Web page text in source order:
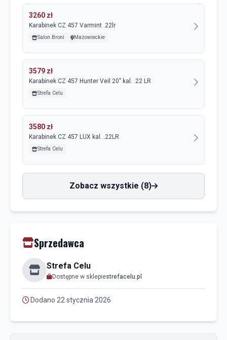
3260 zł
Karabinek CZ 457 Varmint .22lr
Salon Broni Mazowieckie
3579 zł
Karabinek CZ 457 Hunter Veil 20" kal. .22 LR
Strefa Celu
3580 zł
Karabinek CZ 457 LUX kal. .22LR
Strefa Celu
Zobacz wszystkie (8)
Sprzedawca
Strefa Celu
Dostępne w sklepiestrefacelu.pl
Dodano 22 stycznia 2026